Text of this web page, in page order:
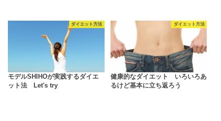
ダイエット方法
モデルSHIHOが実践するダイエ
ット法 Let's try
ダイエット方法
健康的なダイエット いろいろあ
るけど基本に立ち返ろう